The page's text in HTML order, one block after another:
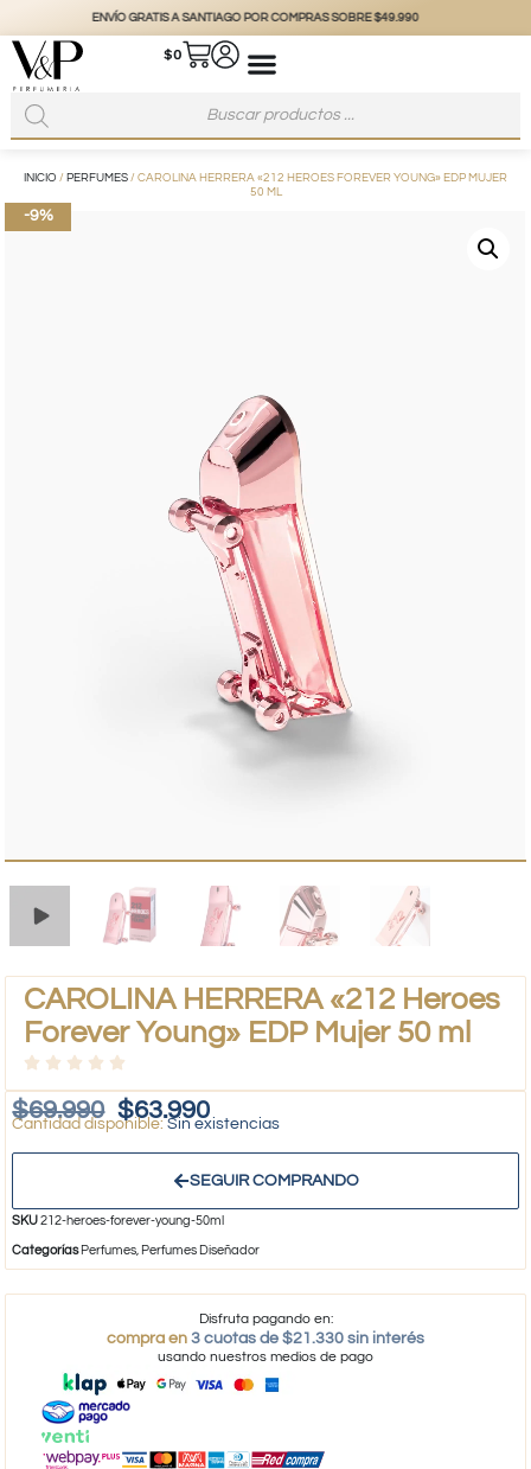
+56 9 3877 3738 @vyp_store.chile vypstore.cl
$0
INICIO / PERFUMES / CAROLINA HERRERA «212 HEROES FOREVER YOUNG» EDP MUJER
50 ML
-9%
CAROLINA HERRERA «212 Heroes
Forever Young» EDP Mujer 50 ml
$69.990 $63.990
Sin existencias
SEGUIR COMPRANDO
SKU212-heroes-forever-young-50ml
Categorías Perfumes, Perfumes Diseñador
Disfruta pagando en:
compra en 3 cuotas de $21.330 sin interés
usando nuestros medios de pago